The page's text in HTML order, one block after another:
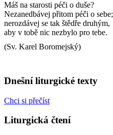
Máš na starosti péči o duše?
Nezanedbávej přitom péči o sebe;
nerozdávej se tak štědře druhým,
aby v tobě nic nezbylo pro tebe.
(Sv. Karel Boromejský)
Dnešní liturgické texty
Chci si přečíst
Liturgická čtení